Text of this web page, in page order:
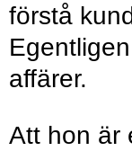
förstå
affärer.
Att hon är